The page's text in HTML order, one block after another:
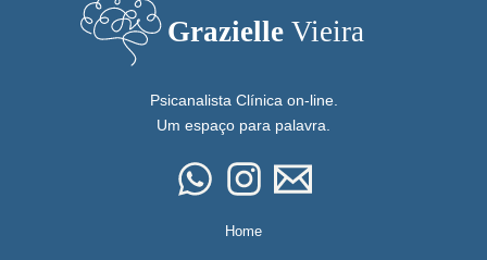
Psicanalista Clínica on-line.
Um espaço para palavra.
Home